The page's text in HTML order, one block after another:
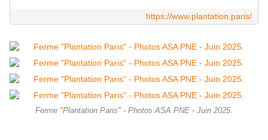
https://www.plantation.paris/
Ferme "Plantation Paris" - Photos ASA PNE - Juin 2025.